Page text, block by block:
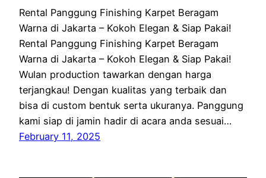
Rental Panggung Finishing Karpet Beragam
Warna di Jakarta – Kokoh Elegan & Siap Pakai!
Rental Panggung Finishing Karpet Beragam
Warna di Jakarta – Kokoh Elegan & Siap Pakai!
Wulan production tawarkan dengan harga
terjangkau! Dengan kualitas yang terbaik dan
bisa di custom bentuk serta ukuranya. Panggung
kami siap di jamin hadir di acara anda sesuai…
February 11, 2025